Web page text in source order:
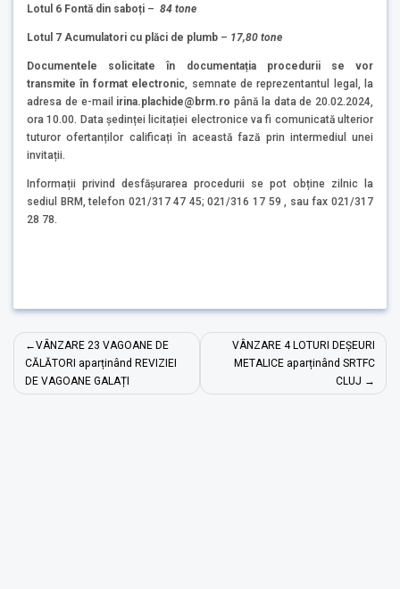
Lotul 6 Fontă din saboți – 84 tone
Lotul 7 Acumulatori cu plăci de plumb – 17,80 tone
Documentele solicitate în documentația procedurii se vor
transmite în format electronic, semnate de reprezentantul legal, la
adresa de e-mail irina.plachide@brm.ro până la data de 20.02.2024,
ora 10.00. Data ședinței licitației electronice va fi comunicată ulterior
tuturor ofertanților calificați în această fază prin intermediul unei
invitații.
Informații privind desfășurarea procedurii se pot obține zilnic la
sediul BRM, telefon 021/317 47 45; 021/316 17 59 , sau fax 021/317
28 78.
Navigare
în
articole
VÂNZARE 23 VAGOANE DE
CĂLĂTORI aparținând REVIZIEI
DE VAGOANE GALAȚI
VÂNZARE 4 LOTURI DEȘEURI
METALICE aparținând SRTFC
CLUJ